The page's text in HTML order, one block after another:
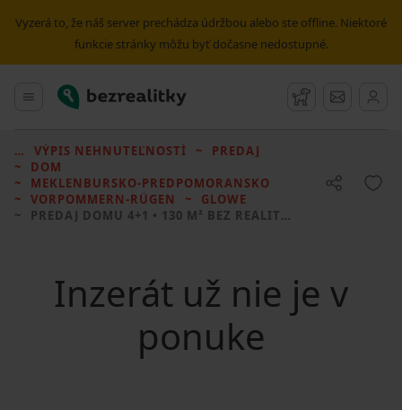
Vyzerá to, že náš server prechádza údržbou alebo ste offline. Niektoré
funkcie stránky môžu byť dočasne nedostupné.
Hlavné menu
Bezrealitky Strážny pes
Správy
VÝPIS NEHNUTEĽNOSTÍ
PREDAJ
DOM
MEKLENBURSKO-PREDPOMORANSKO
VORPOMMERN-RÜGEN
GLOWE
PREDAJ DOMU 4+1 • 130 M² BEZ REALITKY
Inzerát už nie je v
ponuke